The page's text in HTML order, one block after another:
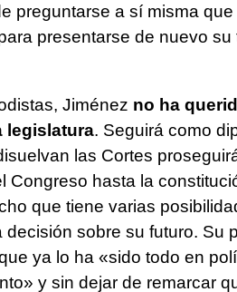
preguntarse a sí misma
presentarse de nuevo su
Jiménez no ha
legislatura. Seguirá como
las Cortes
Congreso hasta la
que tiene varias
sobre su futuro. Su
ya lo ha «sido todo en
y sin dejar de remarcar